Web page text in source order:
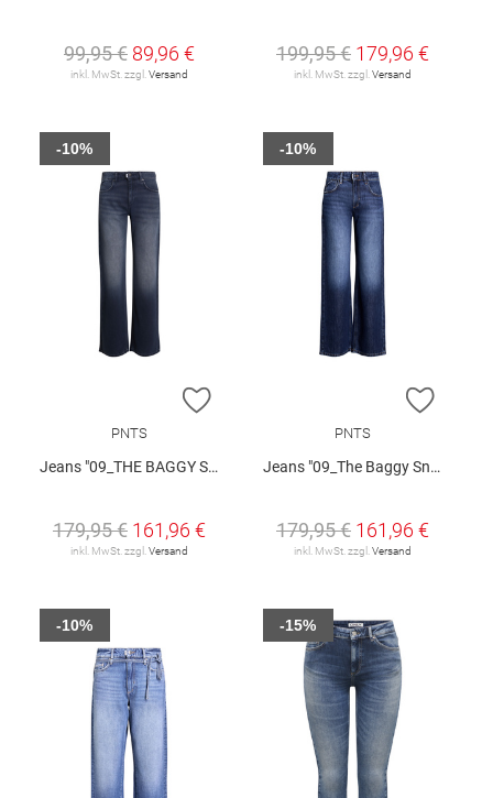
99,95 € 89,96 €
inkl. MwSt. zzgl. Versand
199,95 € 179,96 €
inkl. MwSt. zzgl. Versand
ZUR WUNSCHLISTE HINZUFÜGEN
PNTS
Jeans "09_THE BAGGY SNOS"
179,95 € 161,96 €
inkl. MwSt. zzgl. Versand
-10%
ZUR
PNTS
Jeans "09_The Baggy Snos"
179,95 € 161,96 €
inkl. MwSt. zzgl. Versand
-10%
-10% -15%